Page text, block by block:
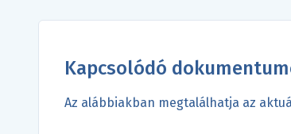
Kapcsolódó
Az alábbiakban megtalálhatja az